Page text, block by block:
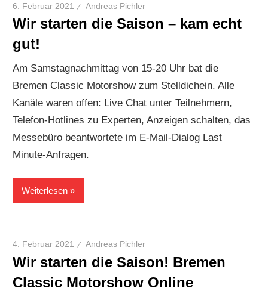
6. Februar 2021 Andreas Pichler
Wir starten die Saison – kam echt
gut!
Am Samstagnachmittag von 15-20 Uhr bat die
Bremen Classic Motorshow zum Stelldichein. Alle
Kanäle waren offen: Live Chat unter Teilnehmern,
Telefon-Hotlines zu Experten, Anzeigen schalten, das
Messebüro beantwortete im E-Mail-Dialog Last
Minute-Anfragen.
Weiterlesen
4. Februar 2021 Andreas Pichler
Wir starten die Saison! Bremen
Classic Motorshow Online